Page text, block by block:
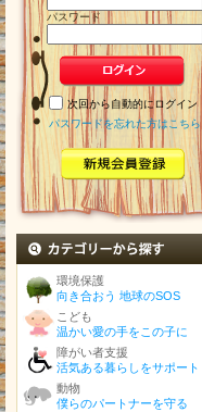
パスワード
次回から自動的にログイン
パスワードを忘れた方はこちら
環境保護
向き合おう 地球のSOS
こども
温かい愛の手をこの子に
障がい者支援
活気ある暮らしをサポート
動物
僕らのパートナーを守る